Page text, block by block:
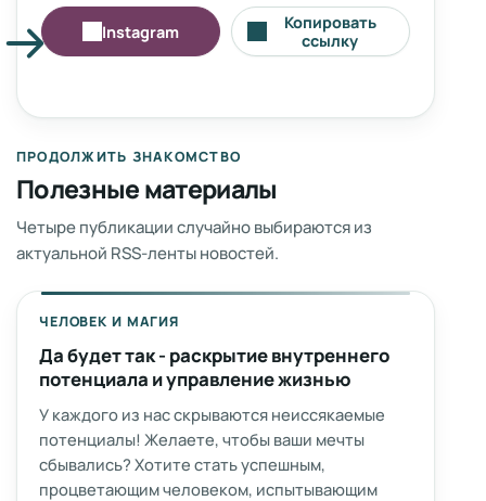
Instagram
Копировать
ссылку
ПРОДОЛЖИТЬ ЗНАКОМСТВО
Полезные материалы
Четыре публикации случайно выбираются из
актуальной RSS-ленты новостей.
ЧЕЛОВЕК И МАГИЯ
Да будет так - раскрытие внутреннего
потенциала и управление жизнью
У каждого из нас скрываются неиссякаемые
потенциалы! Желаете, чтобы ваши мечты
сбывались? Хотите стать успешным,
процветающим человеком, испытывающим